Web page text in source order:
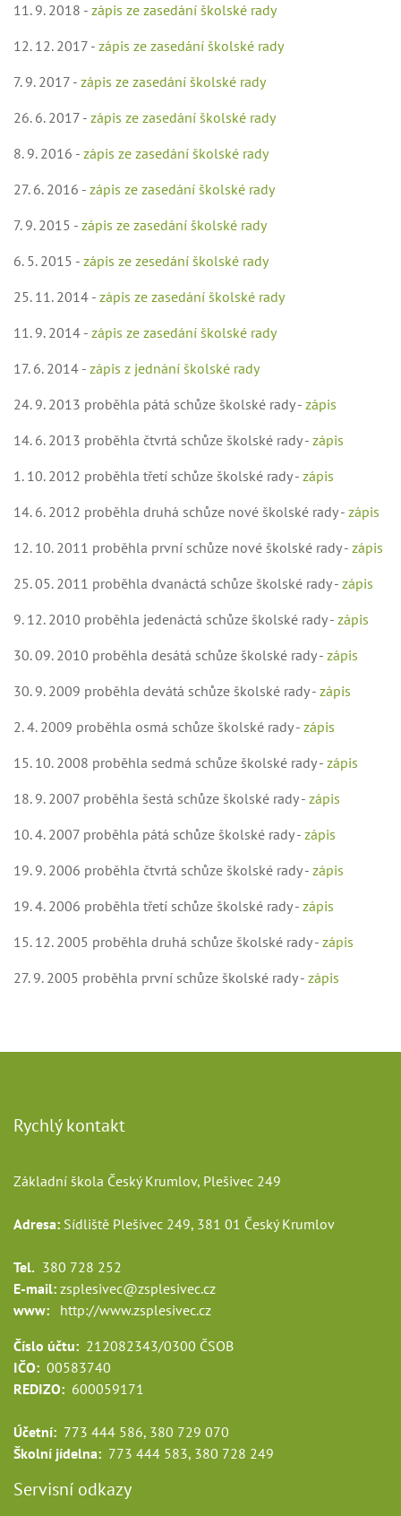
11. 9. 2018 - zápis ze zasedání školské rady
12. 12. 2017 - zápis ze zasedání školské rady
7. 9. 2017 - zápis ze zasedání školské rady
26. 6. 2017 - zápis ze zasedání školské rady
8. 9. 2016 - zápis ze zasedání školské rady
27. 6. 2016 - zápis ze zasedání školské rady
7. 9. 2015 - zápis ze zasedání školské rady
6. 5. 2015 - zápis ze zesedání školské rady
25. 11. 2014 - zápis ze zasedání školské rady
11. 9. 2014 - zápis ze zasedání školské rady
17. 6. 2014 - zápis z jednání školské rady
24. 9. 2013 proběhla pátá schůze školské rady - zápis
14. 6. 2013 proběhla čtvrtá schůze školské rady - zápis
1. 10. 2012 proběhla třetí schůze školské rady - zápis
14. 6. 2012 proběhla druhá schůze nové školské rady - zápis
12. 10. 2011 proběhla první schůze nové školské rady - zápis
25. 05. 2011 proběhla dvanáctá schůze školské rady - zápis
9. 12. 2010 proběhla jedenáctá schůze školské rady - zápis
30. 09. 2010 proběhla desátá schůze školské rady - zápis
30. 9. 2009 proběhla devátá schůze školské rady - zápis
2. 4. 2009 proběhla osmá schůze školské rady - zápis
15. 10. 2008 proběhla sedmá schůze školské rady - zápis
18. 9. 2007 proběhla šestá schůze školské rady - zápis
10. 4. 2007 proběhla pátá schůze školské rady - zápis
19. 9. 2006 proběhla čtvrtá schůze školské rady - zápis
19. 4. 2006 proběhla třetí schůze školské rady - zápis
15. 12. 2005 proběhla druhá schůze školské rady - zápis
27. 9. 2005 proběhla první schůze školské rady - zápis
Rychlý kontakt
Základní škola Český Krumlov, Plešivec 249
Adresa: Sídliště Plešivec 249, 381 01 Český Krumlov
Tel. 380 728 252
E-mail: zsplesivec@zsplesivec.cz
www: http://www.zsplesivec.cz
Číslo účtu: 212082343/0300 ČSOB
IČO: 00583740
REDIZO: 600059171
Účetní: 773 444 586, 380 729 070
Školní jídelna: 773 444 583, 380 728 249
Servisní odkazy